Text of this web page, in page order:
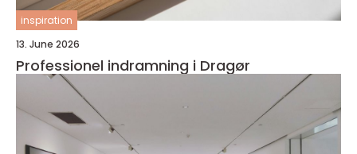
inspiration
13. June 2026
Professionel indramning i Dragør